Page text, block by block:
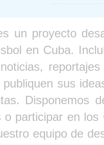
un proyecto
en Cuba.
sus
Disponemos
o participar en
equipo de